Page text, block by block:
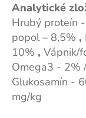
Analytické
Hrubý proteín
popol – 8,5% ,
10% , Vápnik/
Omega3 - 2%
Glukosamín -
mg/kg